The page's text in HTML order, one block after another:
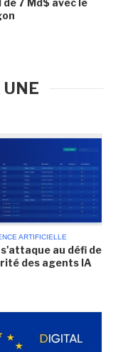
7 Md$ avec le
UNE
ARTIFICIELLE
au défi de
des agents IA